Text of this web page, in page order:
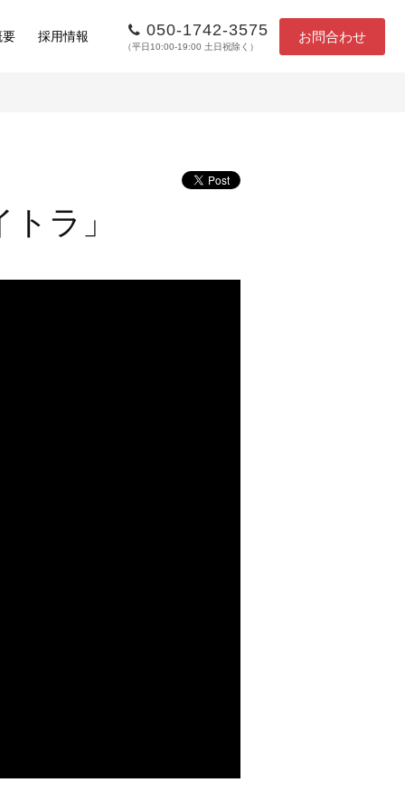
要 採用情報 050-1742-3575
（平日10:00-19:00 土日祝除く）
お問合わせ
ラ」